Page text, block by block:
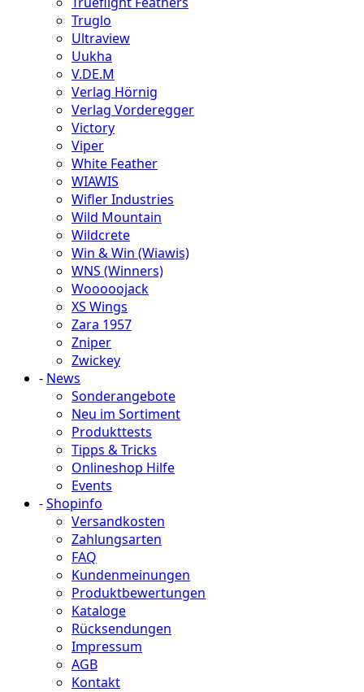
Truglo
Ultraview
Uukha
V.DE.M
Verlag Hörnig
Verlag Vorderegger
Victory
Viper
White Feather
WIAWIS
Wifler Industries
Wild Mountain
Wildcrete
Win & Win (Wiawis)
WNS (Winners)
Wooooojack
XS Wings
Zara 1957
Zniper
Zwickey
- News
Sonderangebote
Neu im Sortiment
Produkttests
Tipps & Tricks
Onlineshop Hilfe
Events
-Shopinfo
Versandkosten
Zahlungsarten
FAQ
Kundenmeinungen
Produktbewertungen
Kataloge
Rücksendungen
Impressum
AGB
Kontakt